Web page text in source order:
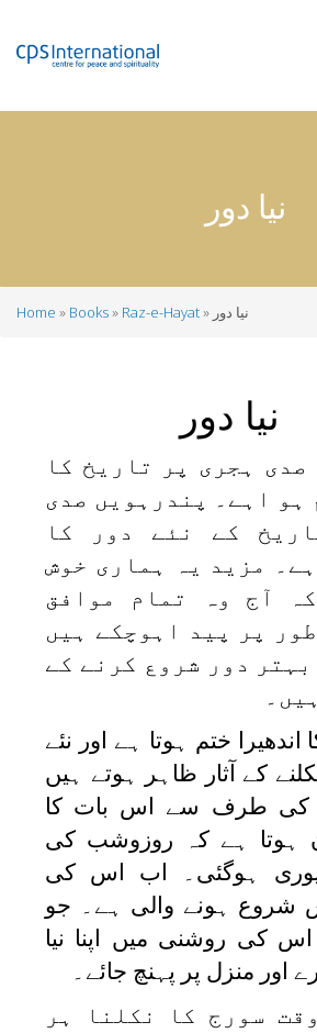
content
نیا دور
Home Books Raz-e-Hayat نیا دور
نیا دور
صدی ہجری پر تاریخ کا
ہو اہے۔ پندرہویں صدی
کے نئے دور کا
مزید یہ ہماری خوش
آج وہ تمام موافق
طور پر پید اہوچکے ہیں
دور شروع کرنے کے
ختم ہوتا ہے اور نئے
کے آثار ظاہر ہوتے ہیں
کی طرف سے اس بات کا
ہوتا ہے کہ روزوشب کی
ہوگئی۔ اب اس کی
شروع ہونے والی ہے۔ جو
کی روشنی میں اپنا نیا
منزل پر پہنچ جائے۔
سورج کا نکلنا ہر